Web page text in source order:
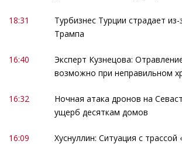
18:31
Турбизнес Турции страдает
Трампа
16:40
Эксперт Кузнецова:
возможно при неправильном
16:32
Ночная атака дронов на
ущерб десяткам домов
16:09
Хуснуллин: Ситуация с трассой